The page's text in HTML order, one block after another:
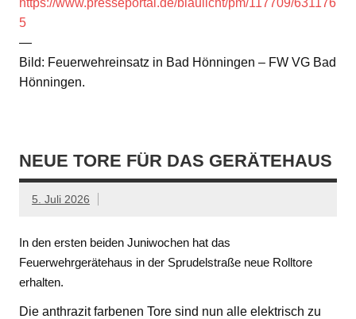
https://www.presseportal.de/blaulicht/pm/117709/631176
5
—
Bild: Feuerwehreinsatz in Bad Hönningen – FW VG Bad
Hönningen.
NEUE TORE FÜR DAS GERÄTEHAUS
5. Juli 2026
In den ersten beiden Juniwochen hat das
Feuerwehrgerätehaus in der Sprudelstraße neue Rolltore
erhalten.
Die anthrazit farbenen Tore sind nun alle elektrisch zu